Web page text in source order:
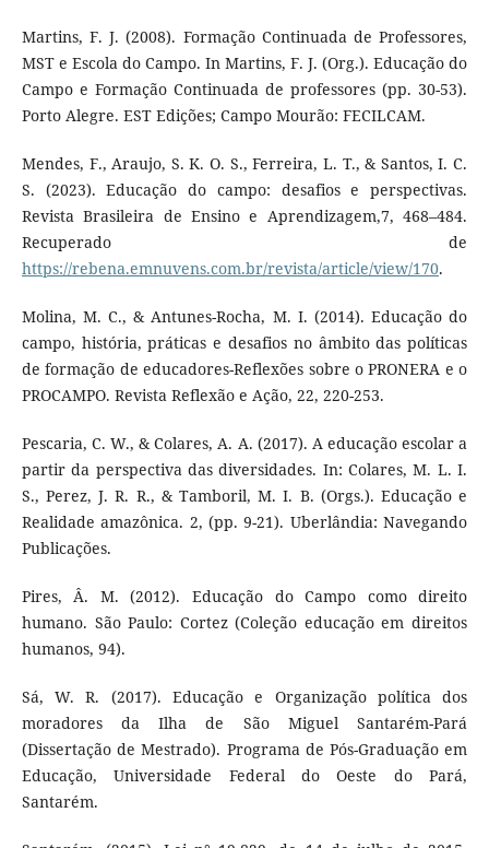
Martins, F. J. (2008). Formação Continuada de Professores,
MST e Escola do Campo. In Martins, F. J. (Org.). Educação do
Campo e Formação Continuada de professores (pp. 30-53).
Porto Alegre. EST Edições; Campo Mourão: FECILCAM.
Mendes, F., Araujo, S. K. O. S., Ferreira, L. T., & Santos, I. C.
S. (2023). Educação do campo: desafios e perspectivas.
Revista Brasileira de Ensino e Aprendizagem,7, 468–484.
Recuperado de
https://rebena.emnuvens.com.br/revista/article/view/170.
Molina, M. C., & Antunes-Rocha, M. I. (2014). Educação do
campo, história, práticas e desafios no âmbito das políticas
de formação de educadores-Reflexões sobre o PRONERA e o
PROCAMPO. Revista Reflexão e Ação, 22, 220-253.
Pescaria, C. W., & Colares, A. A. (2017). A educação escolar a
partir da perspectiva das diversidades. In: Colares, M. L. I.
S., Perez, J. R. R., & Tamboril, M. I. B. (Orgs.). Educação e
Realidade amazônica. 2, (pp. 9-21). Uberlândia: Navegando
Publicações.
Pires, Â. M. (2012). Educação do Campo como direito
humano. São Paulo: Cortez (Coleção educação em direitos
humanos, 94).
Sá, W. R. (2017). Educação e Organização política dos
moradores da Ilha de São Miguel Santarém-Pará
(Dissertação de Mestrado). Programa de Pós-Graduação em
Educação, Universidade Federal do Oeste do Pará,
Santarém.